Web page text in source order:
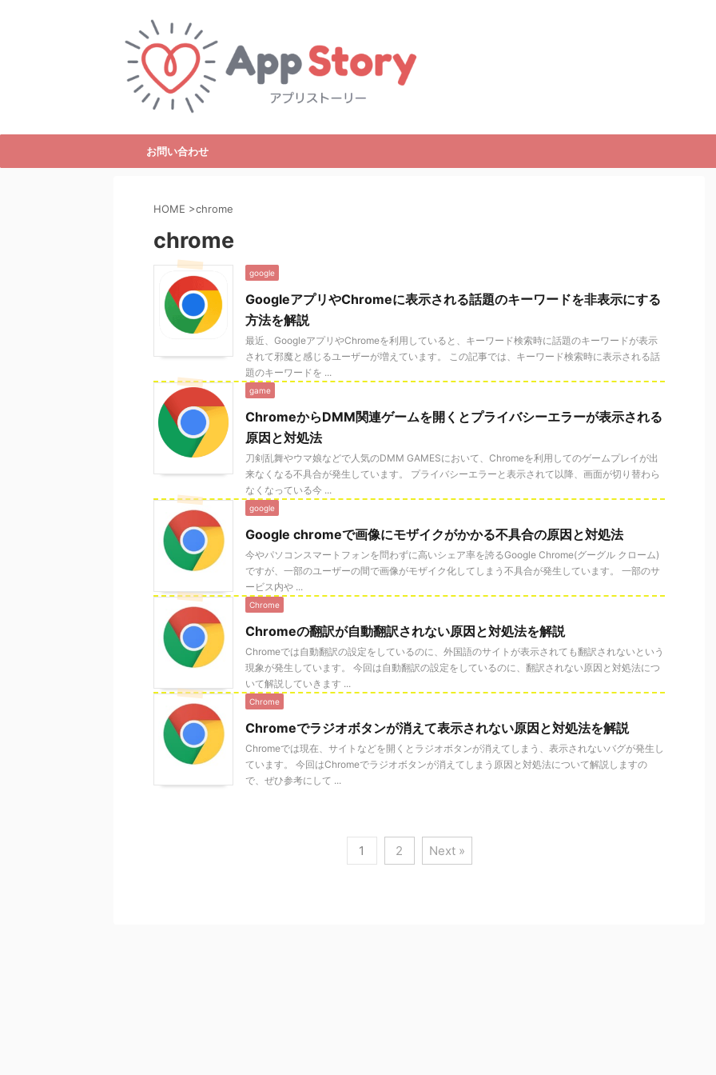
お問い合わせ
HOME >chrome
chrome
google
GoogleアプリやChromeに表示される話題のキーワードを非表示にする
方法を解説
最近、GoogleアプリやChromeを利用していると、キーワード検索時に話題のキーワードが表示
されて邪魔と感じるユーザーが増えています。 この記事では、キーワード検索時に表示される話
題のキーワードを ...
game
ChromeからDMM関連ゲームを開くとプライバシーエラーが表示される
原因と対処法
刀剣乱舞やウマ娘などで人気のDMM GAMESにおいて、Chromeを利用してのゲームプレイが出
来なくなる不具合が発生しています。 プライバシーエラーと表示されて以降、画面が切り替わら
なくなっている今 ...
google
Google chromeで画像にモザイクがかかる不具合の原因と対処法
今やパソコンスマートフォンを問わずに高いシェア率を誇るGoogle Chrome(グーグル クローム)
ですが、一部のユーザーの間で画像がモザイク化してしまう不具合が発生しています。 一部のサ
ービス内や ...
Chrome
Chromeの翻訳が自動翻訳されない原因と対処法を解説
Chromeでは自動翻訳の設定をしているのに、外国語のサイトが表示されても翻訳されないという
現象が発生しています。 今回は自動翻訳の設定をしているのに、翻訳されない原因と対処法につ
いて解説していきます ...
Chrome
Chromeでラジオボタンが消えて表示されない原因と対処法を解説
Chromeでは現在、サイトなどを開くとラジオボタンが消えてしまう、表示されないバグが発生し
ています。 今回はChromeでラジオボタンが消えてしまう原因と対処法について解説しますの
で、ぜひ参考にして ...
1 2 Next »